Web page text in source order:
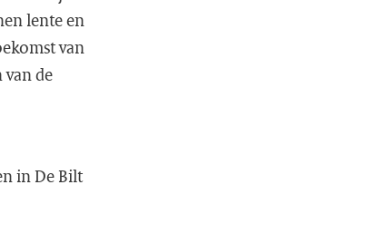
lente en
van
de
in De Bilt